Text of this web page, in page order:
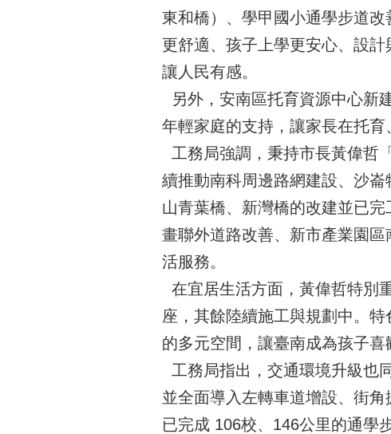
東和橋）、學甲國小通學步道
更舒適、孩子上學更安心、設
讓人民有感。
另外，安南區托育資源中心新
年輕家庭的支持，讓家長在托育
工務局強調，秉持市長黃偉哲
續推動南科周邊路網建設、沙
山青葉橋、新灣橋的改建並已
畫聯外道路改善、新市產業園
活服務。
在宜居生活方面，黃偉哲特別
座，其餘陸續施工與規劃中。
的多元空間，讓臺南成為孩子喜
工務局指出，交通環境升級也
並全面導入左轉車道增設、街
已完成 106校、146公里的通學